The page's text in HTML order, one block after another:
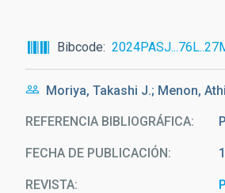
a
la
navegación
Bibcode
Moriya, Takashi J.; Menon,
REFERENCIA BIBLIOGRÁFICA
FECHA DE PUBLICACIÓN:
REVISTA